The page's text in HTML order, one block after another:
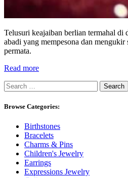
Telusuri keajaiban berlian termahal di
abadi yang mempesona dan mengukir
permata.
Read more
Search
for:
Browse Categories:
Birthstones
Bracelets
Charms & Pins
Children's Jewelry
Earrings
Expressions Jewelry